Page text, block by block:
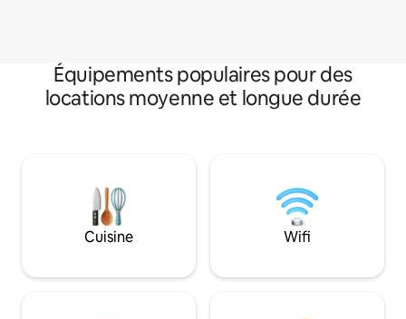
Équipements populaires pour des
locations moyenne et longue durée
Cuisine Wifi